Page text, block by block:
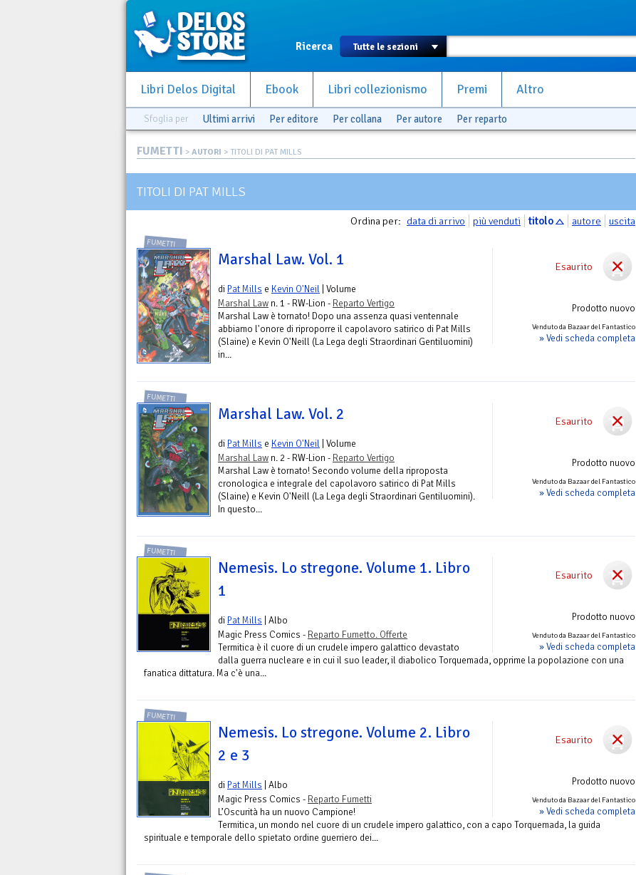
Ricerca
Libri Delos Digital Ebook Libri collezionismo Premi Altro
Sfoglia per Ultimi arrivi Per editore Per collana Per autore Per reparto
FUMETTI > AUTORI > TITOLI DI PAT MILLS
TITOLI DI PAT MILLS
Ordina per: data di arrivo più venduti titolo autore uscita
Esaurito
Prodotto nuovo
Venduto da Bazaar del Fantastico
» Vedi scheda completa
FUMETTI
Marshal Law. Vol. 1
di Pat Mills e Kevin O'Neil | Volume
Marshal Law n. 1 - RW-Lion - Reparto Vertigo
Marshal Law è tornato! Dopo una assenza quasi ventennale
abbiamo l'onore di riproporre il capolavoro satirico di Pat Mills
(Slaine) e Kevin O'Neill (La Lega degli Straordinari Gentiluomini)
in...
Esaurito
Prodotto nuovo
Venduto da Bazaar del Fantastico
» Vedi scheda completa
FUMETTI
Marshal Law. Vol. 2
di Pat Mills e Kevin O'Neil | Volume
Marshal Law n. 2 - RW-Lion - Reparto Vertigo
Marshal Law è tornato! Secondo volume della riproposta
cronologica e integrale del capolavoro satirico di Pat Mills
(Slaine) e Kevin O'Neill (La Lega degli Straordinari Gentiluomini).
In questo...
Esaurito
Prodotto nuovo
Venduto da Bazaar del Fantastico
» Vedi scheda completa
FUMETTI
Nemesis. Lo stregone. Volume 1. Libro
1
di Pat Mills | Albo
Magic Press Comics - Reparto Fumetto. Offerte
Termitica è il cuore di un crudele impero galattico devastato
dalla guerra nucleare e in cui il suo leader, il diabolico Torquemada, opprime la popolazione con una
fanatica dittatura. Ma c'è una...
Esaurito
Prodotto nuovo
Venduto da Bazaar del Fantastico
» Vedi scheda completa
FUMETTI
Nemesis. Lo stregone. Volume 2. Libro
2 e 3
di Pat Mills | Albo
Magic Press Comics - Reparto Fumetti
L’Oscurità ha un nuovo Campione!
Termitica, un mondo nel cuore di un crudele impero galattico, con a capo Torquemada, la guida
spirituale e temporale dello spietato ordine guerriero dei...